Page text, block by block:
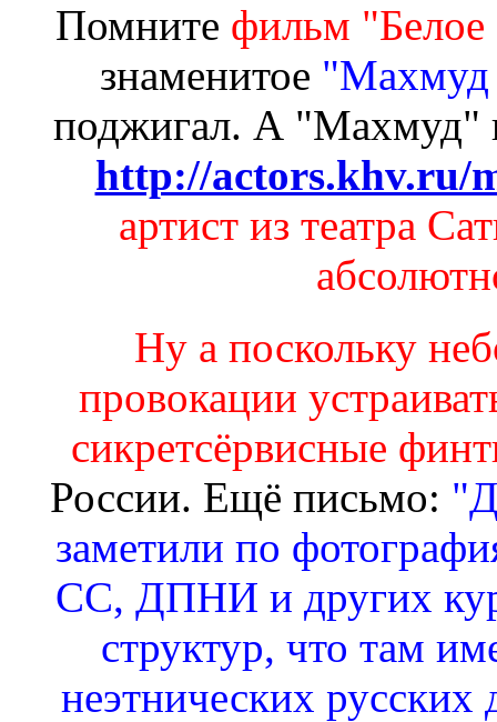
Помните фильм
знаменитое "Махмуд
поджигал. А "Махмуд"
http://actors.khv.ru/
артист из театра
Ну а поскольку
провокации
сикретсёрвисные
России. Ещё письмо:
заметили по
СС, ДПНИ и других
структур, что там
неэтнических русских